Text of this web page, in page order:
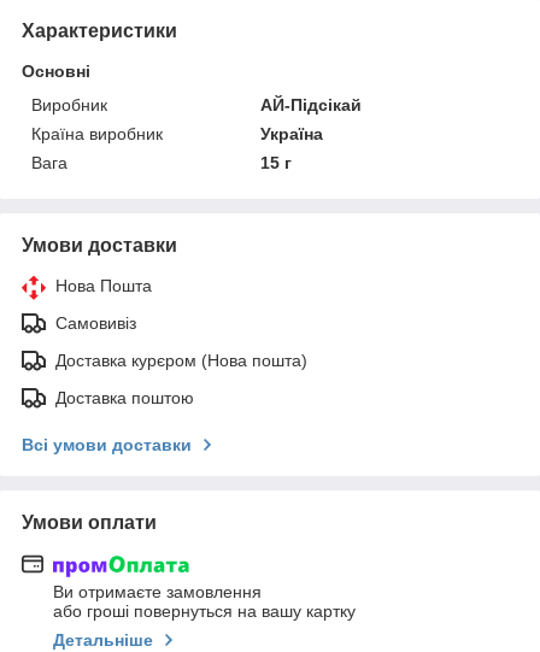
Характеристики
Основні
Виробник
АЙ-Підсікай
Країна виробник
Україна
Вага
15 г
Умови доставки
Нова Пошта
Самовивіз
Доставка курєром (Нова пошта)
Доставка поштою
Всі умови доставки
Умови оплати
Ви отримаєте замовлення
або гроші повернуться на вашу картку
Детальніше